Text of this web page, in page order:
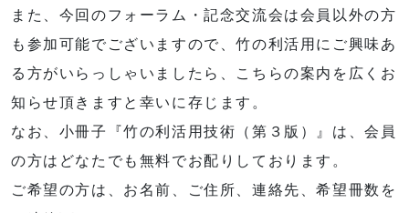
また、今回のフォーラム・記念交流会は会員以外の方
も参加可能でございますので、竹の利活用にご興味あ
る方がいらっしゃいましたら、こちらの案内を広くお
知らせ頂きますと幸いに存じます。
なお、小冊子『竹の利活用技術（第３版）』は、会員
の方はどなたでも無料でお配りしております。
ご希望の方は、お名前、ご住所、連絡先、希望冊数を